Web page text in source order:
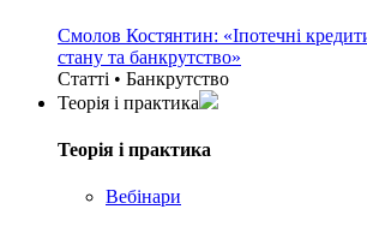
Смолов Костянтин: «Іпотечні
стану та банкрутство»
Статті • Банкрутство
Теорія i практика
Теорія i практика
Вебінари